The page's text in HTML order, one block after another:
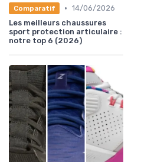
Comparatif • 14/06/2026
Les meilleurs chaussures
sport protection articulaire :
notre top 6 (2026)